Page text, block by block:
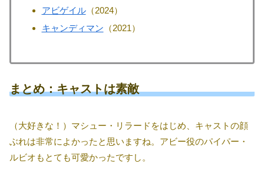
アビゲイル（2024）
キャンディマン （2021）
まとめ：キャストは素敵
（大好きな！）マシュー・リラードをはじめ、キャストの顔
ぶれは非常によかったと思いますね。アビー役のパイパー・
ルビオもとても可愛かったですし。